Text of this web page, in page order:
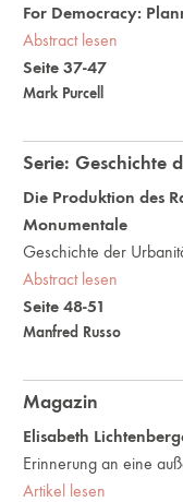
Seite 37-47
Mark Purcell
For Democracy:
Abstract lesen
Serie: Geschichte
Seite 48-51
Manfred Russo
Die Produktion des
Monumentale
Geschichte der
Abstract lesen
Magazin
Elisabeth
Erinnerung an eine
Artikel lesen